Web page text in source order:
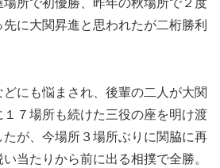
場所で初優勝、昨年の秋場所で２度
に大関昇進と思われたが二桁勝利
にも悩まされ、後輩の二人が大関
７場所も続けた三役の座を明け渡
たが、今場所３場所ぶりに関脇に再
当たりから前に出る相撲で全勝。